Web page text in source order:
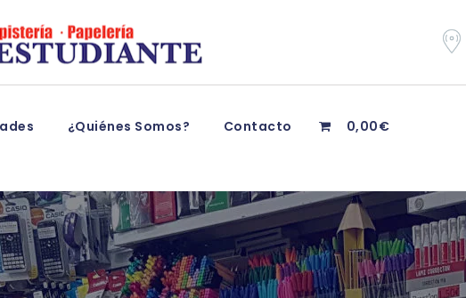
¿Quiénes Somos? Contacto 0,00€